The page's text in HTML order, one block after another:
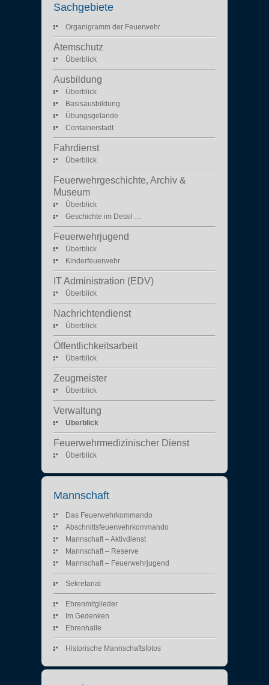
Sachgebiete
Organigramm der Feuerwehr
Atemschutz
Überblick
Ausbildung
Überblick
Basisausbildung
Übungsgelände
Containerstadt
Fahrdienst
Überblick
Feuerwehrgeschichte, Archiv &
Museum
Überblick
Geschichte im Detail …
Feuerwehrjugend
Überblick
Kinderfeuerwehr
IT Administration (EDV)
Überblick
Nachrichtendienst
Überblick
Öffentlichkeitsarbeit
Überblick
Zeugmeister
Überblick
Verwaltung
Überblick
Feuerwehrmedizinischer Dienst
Überblick
Mannschaft
Das Feuerwehrkommando
Abschnittsfeuerwehrkommando
Mannschaft – Aktivdienst
Mannschaft – Reserve
Mannschaft – Feuerwehrjugend
Sekretariat
Ehrenmitglieder
Im Gedenken
Ehrenhalle
Historische Mannschaftsfotos